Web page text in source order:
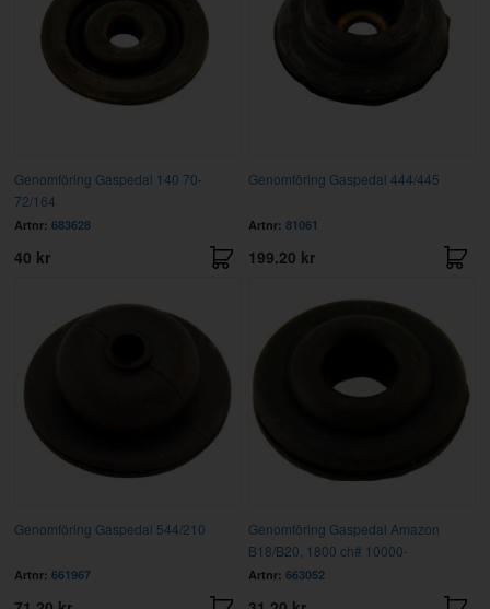
Genomföring Gaspedal 140 70-
72/164
Artnr: 683628
40 kr
Genomföring Gaspedal 444/445
Artnr: 81061
199.20 kr
Genomföring Gaspedal 544/210
Artnr: 661967
Genomföring Gaspedal Amazon
B18/B20, 1800 ch# 10000-
Artnr: 663052